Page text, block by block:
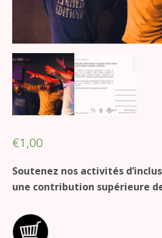
€1,00
Soutenez nos activités
une contribution supérieure